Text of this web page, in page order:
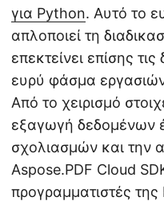
για Python. Αυτό το
απλοποιεί τη
επεκτείνει επίσης
ευρύ φάσμα εργασιών
Από το χειρισμό
εξαγωγή δεδομένων
σχολιασμών και την
Aspose.PDF Cloud
προγραμματιστές